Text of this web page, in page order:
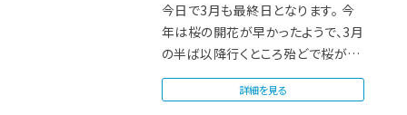
今日で3月も最終日となります。 今
年は桜の開花が早かったようで、3月
の半ば以降行くところ殆どで桜が咲
いて…
詳細を見る